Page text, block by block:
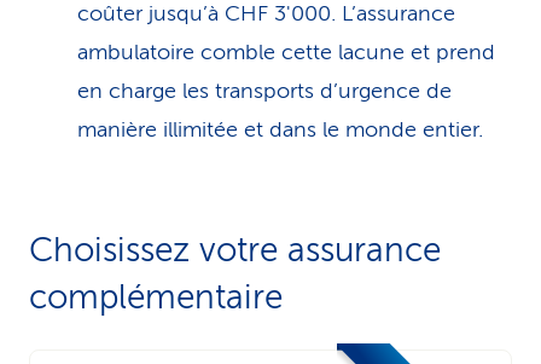
coûter jusqu’à CHF 3'000. L’assurance
ambulatoire comble cette lacune et prend
en charge les transports d’urgence de
manière illimitée et dans le monde entier.
Choisissez votre assu­rance
complémentaire